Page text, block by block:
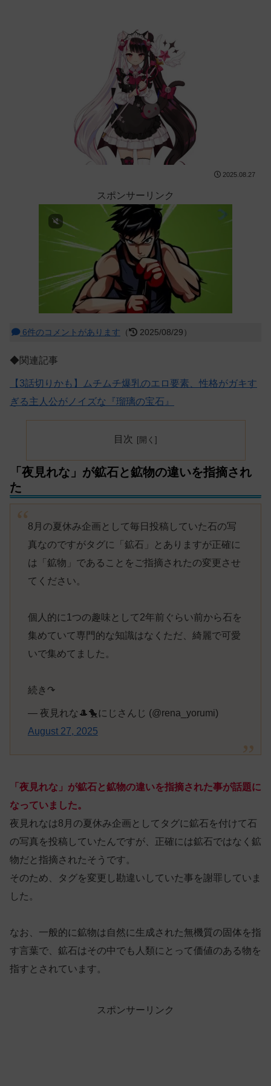
2025.08.27
スポンサーリンク
6件のコメントがあります （ 2025/08/29）
◆関連記事
【3話切りかも】ムチムチ爆乳のエロ要素、性格がガキす
ぎる主人公がノイズな『瑠璃の宝石』
目次
「夜見れな」が鉱石と鉱物の違いを指摘され
た
8月の夏休み企画として毎日投稿していた石の写
真なのですがタグに「鉱石」とありますが正確に
は「鉱物」であることをご指摘されたの変更させ
てください。
個人的に1つの趣味として2年前ぐらい前から石を
集めていて専門的な知識はなくただ、綺麗で可愛
いで集めてました。
続き↷
— 夜見れな🎩🐤にじさんじ (@rena_yorumi)
August 27, 2025
「夜見れな」が鉱石と鉱物の違いを指摘された事が話題に
なっていました。
夜見れなは8月の夏休み企画としてタグに鉱石を付けて石
の写真を投稿していたんですが、正確には鉱石ではなく鉱
物だと指摘されたそうです。
そのため、タグを変更し勘違いしていた事を謝罪していま
した。
なお、一般的に鉱物は自然に生成された無機質の固体を指
す言葉で、鉱石はその中でも人類にとって価値のある物を
指すとされています。
スポンサーリンク